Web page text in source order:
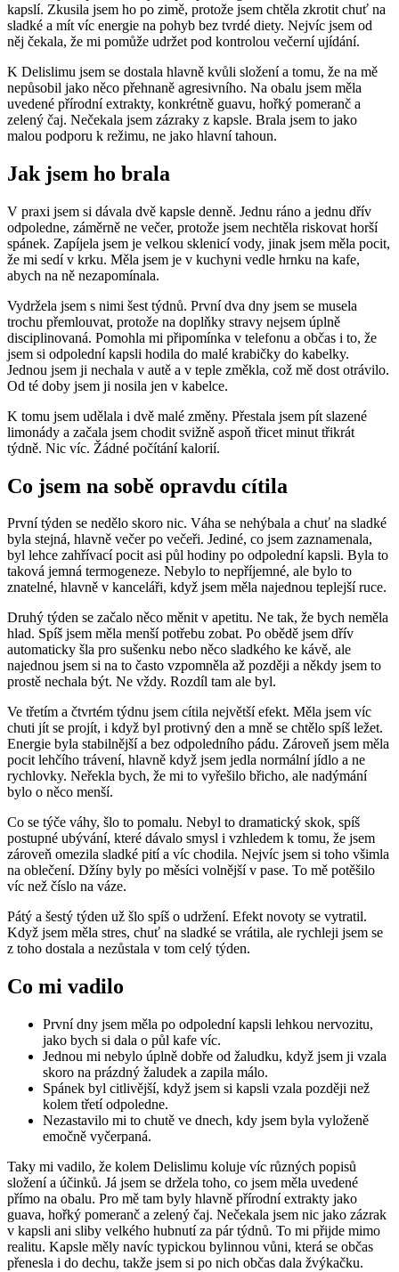
kapslí. Zkusila jsem ho po zimě, protože jsem chtěla zkrotit chuť na
sladké a mít víc energie na pohyb bez tvrdé diety. Nejvíc jsem od
něj čekala, že mi pomůže udržet pod kontrolou večerní ujídání.
K Delislimu jsem se dostala hlavně kvůli složení a tomu, že na mě
nepůsobil jako něco přehnaně agresivního. Na obalu jsem měla
uvedené přírodní extrakty, konkrétně guavu, hořký pomeranč a
zelený čaj. Nečekala jsem zázraky z kapsle. Brala jsem to jako
malou podporu k režimu, ne jako hlavní tahoun.
Jak jsem ho brala
V praxi jsem si dávala dvě kapsle denně. Jednu ráno a jednu dřív
odpoledne, záměrně ne večer, protože jsem nechtěla riskovat horší
spánek. Zapíjela jsem je velkou sklenicí vody, jinak jsem měla pocit,
že mi sedí v krku. Měla jsem je v kuchyni vedle hrnku na kafe,
abych na ně nezapomínala.
Vydržela jsem s nimi šest týdnů. První dva dny jsem se musela
trochu přemlouvat, protože na doplňky stravy nejsem úplně
disciplinovaná. Pomohla mi připomínka v telefonu a občas i to, že
jsem si odpolední kapsli hodila do malé krabičky do kabelky.
Jednou jsem ji nechala v autě a v teple změkla, což mě dost otrávilo.
Od té doby jsem ji nosila jen v kabelce.
K tomu jsem udělala i dvě malé změny. Přestala jsem pít slazené
limonády a začala jsem chodit svižně aspoň třicet minut třikrát
týdně. Nic víc. Žádné počítání kalorií.
Co jsem na sobě opravdu cítila
První týden se nedělo skoro nic. Váha se nehýbala a chuť na sladké
byla stejná, hlavně večer po večeři. Jediné, co jsem zaznamenala,
byl lehce zahřívací pocit asi půl hodiny po odpolední kapsli. Byla to
taková jemná termogeneze. Nebylo to nepříjemné, ale bylo to
znatelné, hlavně v kanceláři, když jsem měla najednou teplejší ruce.
Druhý týden se začalo něco měnit v apetitu. Ne tak, že bych neměla
hlad. Spíš jsem měla menší potřebu zobat. Po obědě jsem dřív
automaticky šla pro sušenku nebo něco sladkého ke kávě, ale
najednou jsem si na to často vzpomněla až později a někdy jsem to
prostě nechala být. Ne vždy. Rozdíl tam ale byl.
Ve třetím a čtvrtém týdnu jsem cítila největší efekt. Měla jsem víc
chuti jít se projít, i když byl protivný den a mně se chtělo spíš ležet.
Energie byla stabilnější a bez odpoledního pádu. Zároveň jsem měla
pocit lehčího trávení, hlavně když jsem jedla normální jídlo a ne
rychlovky. Neřekla bych, že mi to vyřešilo břicho, ale nadýmání
bylo o něco menší.
Co se týče váhy, šlo to pomalu. Nebyl to dramatický skok, spíš
postupné ubývání, které dávalo smysl i vzhledem k tomu, že jsem
zároveň omezila sladké pití a víc chodila. Nejvíc jsem si toho všimla
na oblečení. Džíny byly po měsíci volnější v pase. To mě potěšilo
víc než číslo na váze.
Pátý a šestý týden už šlo spíš o udržení. Efekt novoty se vytratil.
Když jsem měla stres, chuť na sladké se vrátila, ale rychleji jsem se
z toho dostala a nezůstala v tom celý týden.
Co mi vadilo
První dny jsem měla po odpolední kapsli lehkou nervozitu,
jako bych si dala o půl kafe víc.
Jednou mi nebylo úplně dobře od žaludku, když jsem ji vzala
skoro na prázdný žaludek a zapila málo.
Spánek byl citlivější, když jsem si kapsli vzala později než
kolem třetí odpoledne.
Nezastavilo mi to chutě ve dnech, kdy jsem byla vyloženě
emočně vyčerpaná.
Taky mi vadilo, že kolem Delislimu koluje víc různých popisů
složení a účinků. Já jsem se držela toho, co jsem měla uvedené
přímo na obalu. Pro mě tam byly hlavně přírodní extrakty jako
guava, hořký pomeranč a zelený čaj. Nečekala jsem nic jako zázrak
v kapsli ani sliby velkého hubnutí za pár týdnů. To mi přijde mimo
realitu. Kapsle měly navíc typickou bylinnou vůni, která se občas
přenesla i do dechu, takže jsem si po nich občas dala žvýkačku.